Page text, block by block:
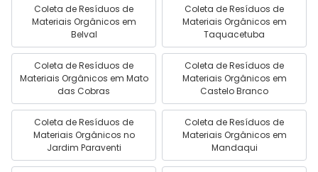
Coleta de Resíduos de
Materiais Orgânicos em
Belval
Coleta de Resíduos de
Materiais Orgânicos em
Taquacetuba
Coleta de Resíduos de
Materiais Orgânicos em Mato
das Cobras
Coleta de Resíduos de
Materiais Orgânicos em
Castelo Branco
Coleta de Resíduos de
Materiais Orgânicos no
Jardim Paraventi
Coleta de Resíduos de
Materiais Orgânicos em
Mandaqui